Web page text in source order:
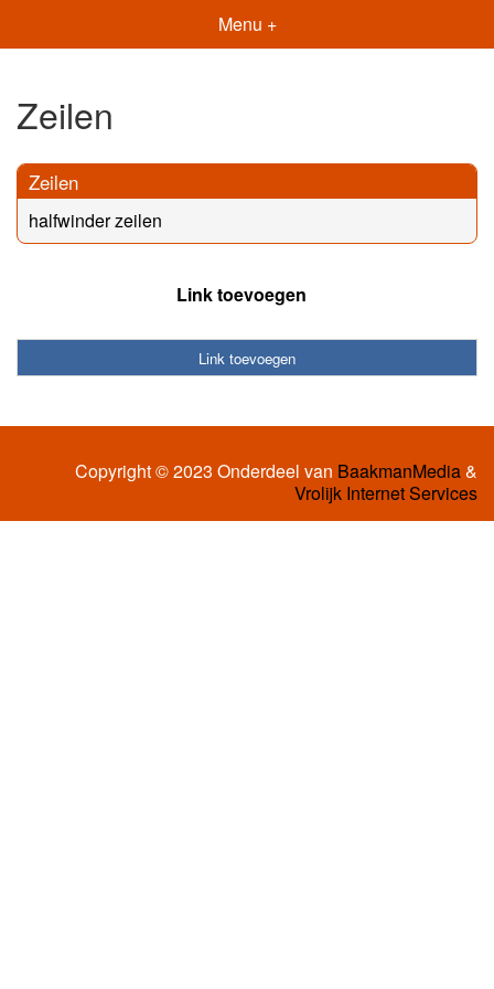
Menu +
Zeilen
Zeilen
halfwinder zeilen
Link toevoegen
Link toevoegen
Copyright © 2023 Onderdeel van BaakmanMedia&
Vrolijk Internet Services